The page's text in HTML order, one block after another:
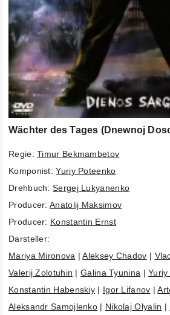
Wächter des Tages (Dnewnoj
Regie:Timur Bekmambetov
Komponist:Yuriy Poteenko
Drehbuch:Sergej Lukyanenko
Producer: Anatolij Maksimov
Producer: Konstantin Ernst
Darsteller:
Mariya Mironova |Aleksey Chadov |
Valerij Zolotuhin |Galina Tyunina |
Konstantin Habenskiy | Igor Lifanov |
Aleksandr Samojlenko | Nikolaj Olyalin |